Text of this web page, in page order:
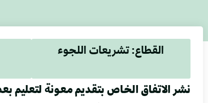
القطاع: تشريعات اللجوء
نشر الاتفاق الخاص بتقديم معونة لتعليم